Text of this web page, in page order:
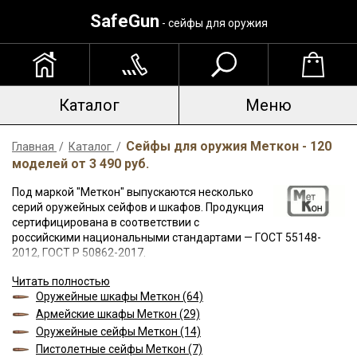
SafeGun - сейфы для оружия
Каталог Меню
Главная / Каталог / Сейфы для оружия Меткон - 120
моделей от 3 490 руб.
Под маркой "Меткон" выпускаются несколько
серий оружейных сейфов и шкафов. Продукция
сертифицирована в соответствии с
российскими национальными стандартами — ГОСТ 55148-
2012, ГОСТ Р 50862-2017.
По уровню взломостойкости и своим защитным
характеристикам серии можно упорядочить в следующем
порядке:ОШН(корпус и дверь — 1 мм),
мм, дверь — 2 мм),ОШ (корпус и дверь — 2 мм),
мм, дверь — 5 мм). Легкие оружейные шкафы ОШН —
Читать полностью
Оружейные шкафы Меткон (64)
Армейские шкафы Меткон (29)
Оружейные сейфы Меткон (14)
Пистолетные сейфы Меткон (7)